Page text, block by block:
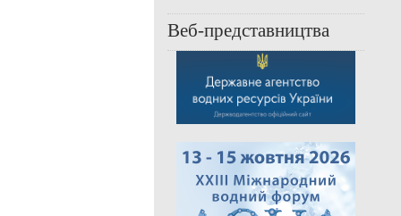
Веб-представництва